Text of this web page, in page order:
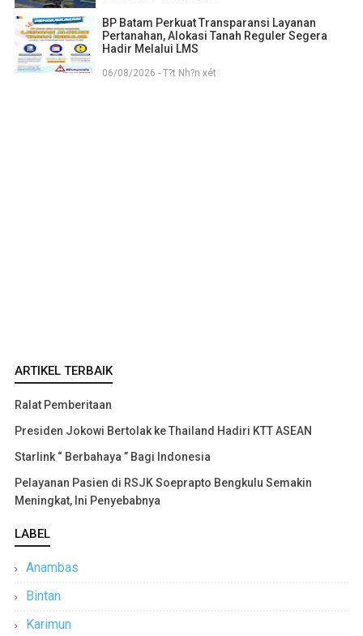
BP Batam Perkuat Transparansi Layanan
Pertanahan, Alokasi Tanah Reguler Segera
Hadir Melalui LMS
06/08/2026 - T?t Nh?n xét
ARTIKEL TERBAIK
Ralat Pemberitaan
Presiden Jokowi Bertolak ke Thailand Hadiri KTT ASEAN
Starlink “ Berbahaya ” Bagi Indonesia
Pelayanan Pasien di RSJK Soeprapto Bengkulu Semakin
Meningkat, Ini Penyebabnya
LABEL
Anambas
Bintan
Karimun